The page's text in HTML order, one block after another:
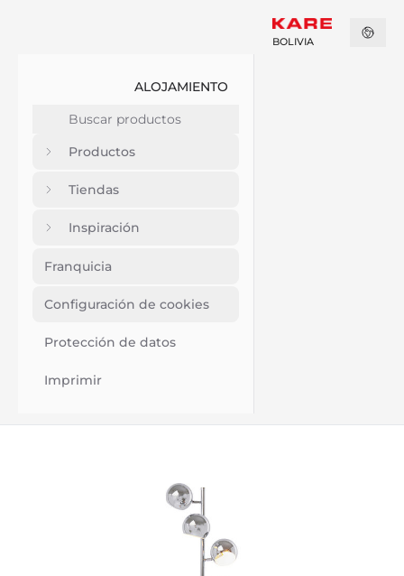
ALOJAMIENTO
Productos
Tiendas
Inspiración
Franquicia
Configuración de cookies
Protección de datos
Imprimir
BOLIVIA